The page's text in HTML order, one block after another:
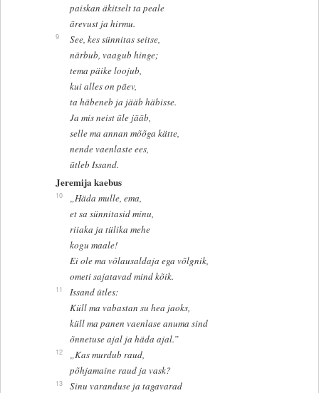
paiskan äkitselt ta peale
ärevust ja hirmu.
9
See, kes sünnitas seitse,
närbub, vaagub hinge;
tema päike loojub,
kui alles on päev,
ta häbeneb ja jääb häbisse.
Ja mis neist üle jääb,
selle ma annan mõõga kätte,
nende vaenlaste ees,
ütleb Issand.
Jeremija kaebus
10
„Häda mulle, ema,
et sa sünnitasid minu,
riiaka ja tülika mehe
kogu maale!
Ei ole ma võlausaldaja ega võlgnik,
ometi sajatavad mind kõik.
11
Issand ütles:
Küll ma vabastan su hea jaoks,
küll ma panen vaenlase anuma sind
õnnetuse ajal ja häda ajal.”
12
„Kas murdub raud,
põhjamaine raud ja vask?
13
Sinu varanduse ja tagavarad